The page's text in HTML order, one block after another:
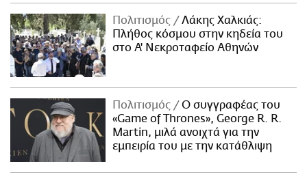
Πολιτισμός
Λάκης Χαλκιάς:
Πλήθος κόσμου στην κηδεία του
στο Α' Νεκροταφείο Αθηνών
Πολιτισμός
Ο συγγραφέας του
«Game of Thrones», George R. R.
Martin, μιλά ανοιχτά για την
εμπειρία του με την κατάθλιψη